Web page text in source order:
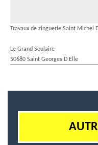
Travaux de zinguerie Saint Michel
Le Grand Soulaire
50680 Saint Georges D Elle